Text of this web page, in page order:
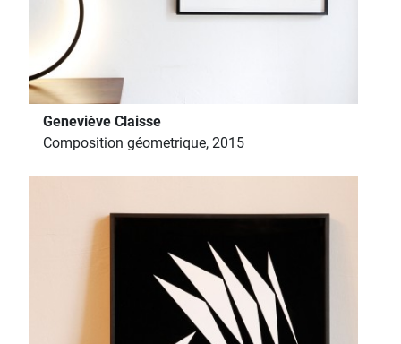
Geneviève Claisse
Composition géometrique, 2015